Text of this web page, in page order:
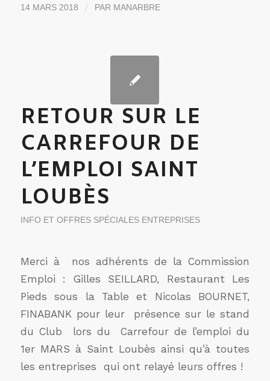
14 MARS 2018 / PAR MANARBRE
RETOUR SUR LE
CARREFOUR DE
L’EMPLOI SAINT
LOUBÈS
INFO ET OFFRES SPÉCIALES ENTREPRISES
Merci à nos adhérents de la Commission
Emploi : Gilles SEILLARD, Restaurant Les
Pieds sous la Table et Nicolas BOURNET,
FINABANK pour leur présence sur le stand
du Club lors du Carrefour de l’emploi du
1er MARS à Saint Loubès ainsi qu’à toutes
les entreprises qui ont relayé leurs offres !